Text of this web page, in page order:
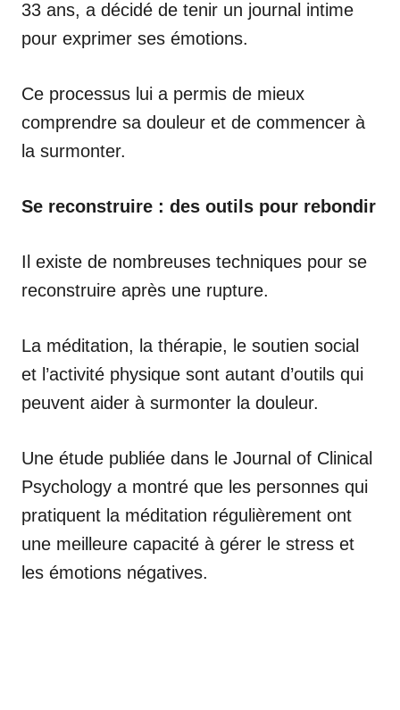
33 ans, a décidé de tenir un journal intime
pour exprimer ses émotions.
Ce processus lui a permis de mieux
comprendre sa douleur et de commencer à
la surmonter.
Se reconstruire : des outils pour rebondir
Il existe de nombreuses techniques pour se
reconstruire après une rupture.
La méditation, la thérapie, le soutien social
et l’activité physique sont autant d’outils qui
peuvent aider à surmonter la douleur.
Une étude publiée dans le Journal of Clinical
Psychology a montré que les personnes qui
pratiquent la méditation régulièrement ont
une meilleure capacité à gérer le stress et
les émotions négatives.